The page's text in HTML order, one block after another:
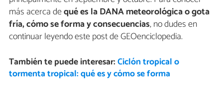
más acerca dequé es la DANA meteorológica o gota
fría, cómo se forma y consecuencias, no dudes en
continuar leyendo este post de GEOenciclopedia.
También te puede interesar:Ciclón tropical o
tormenta tropical: qué es y cómo se forma